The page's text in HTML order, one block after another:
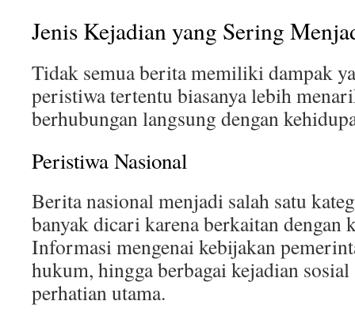
Jenis Kejadian yang Sering
Tidak semua berita memiliki dampak
peristiwa tertentu biasanya lebih
berhubungan langsung dengan
Peristiwa Nasional
Berita nasional menjadi salah satu
banyak dicari karena berkaitan dengan
Informasi mengenai kebijakan
hukum, hingga berbagai kejadian
perhatian utama.